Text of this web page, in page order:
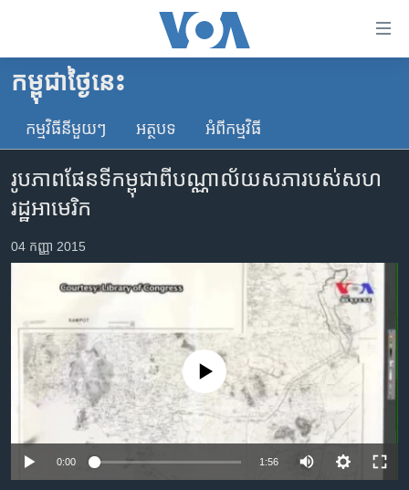
គេហទំព័រ​
ទាក់ទង
និង​
ចូល​
ទៅ​​
ទំព័រ​
រំលង​
និង​
កម្ពុជា
អន្តរជាតិ
ចិន
ហេឡូវីអូអេ
កម្ពុជាច្នៃប្រតិដ្ឋ
ព្រឹត្តិការណ៍ព័ត៌មាន
ទូរទស្សន៍ / វីដេអូ​
វិទ្យុ / ផតខាសថ៍
កម្មវិធីទាំងអស់
Khmer English
កម្ពុជាថ្ងៃនេះ
កម្មវិធី​នីមួយៗ អត្ថបទ​ អំពី​កម្មវិធី​
រូបភាព​ផែនទី​កម្ពុជា​ពី​បណ្ណាល័យ​សភា​របស់​សហ
រដ្ឋ​អាមេរិក
04 កញ្ញា 2015
No media source currently available
0:00 1:56